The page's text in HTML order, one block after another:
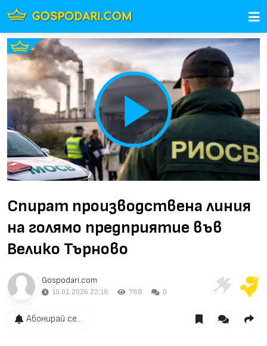
Play
Video
Спират производствена линия
на голямо предприятие във
Велико Търново
Gospodari.com
15.01.2026 22:18 788 0
Абонирай се...